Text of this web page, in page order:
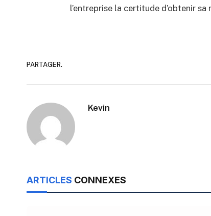
l’entreprise la certitude d’obtenir
PARTAGER.
Kevin
ARTICLES CONNEXES